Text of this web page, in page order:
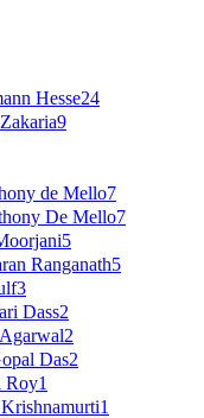
Hesse24
9
de Mello7
De Mello7
5
Ranganath5
3
Dass2
2
Das2
Roy1
1